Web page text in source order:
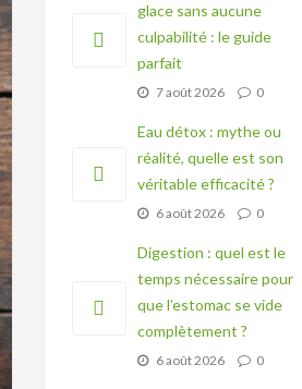
glace sans aucune
culpabilité : le guide
parfait
7 août 2026 0
Eau détox : mythe ou
réalité, quelle est son
véritable efficacité ?
6 août 2026 0
Digestion : quel est le
temps nécessaire pour
que l’estomac se vide
complètement ?
6 août 2026 0